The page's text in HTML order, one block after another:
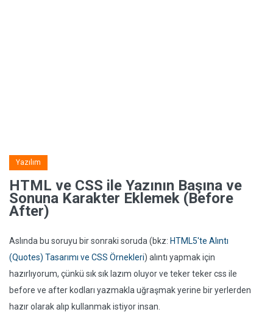
Yazılım
HTML ve CSS ile Yazının Başına ve
Sonuna Karakter Eklemek (Before
After)
Aslında bu soruyu bir sonraki soruda (bkz: HTML5'te Alıntı
(Quotes) Tasarımı ve CSS Örnekleri) alıntı yapmak için
hazırlıyorum, çünkü sık sık lazım oluyor ve teker teker css ile
before ve after kodları yazmakla uğraşmak yerine bir yerlerden
hazır olarak alıp kullanmak istiyor insan.